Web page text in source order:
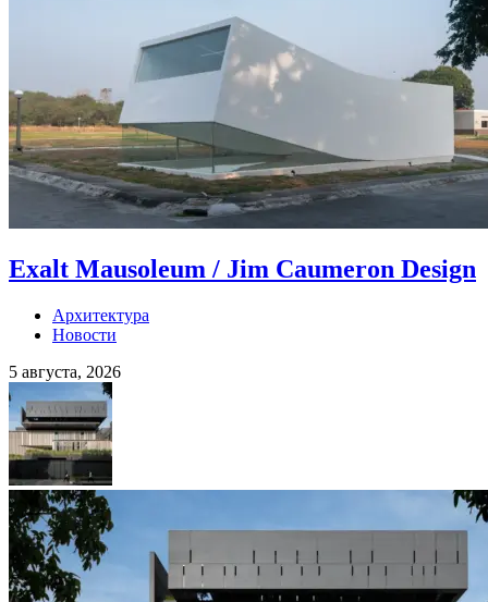
Exalt Mausoleum / Jim Caumeron Design
Архитектура
Новости
5 августа, 2026